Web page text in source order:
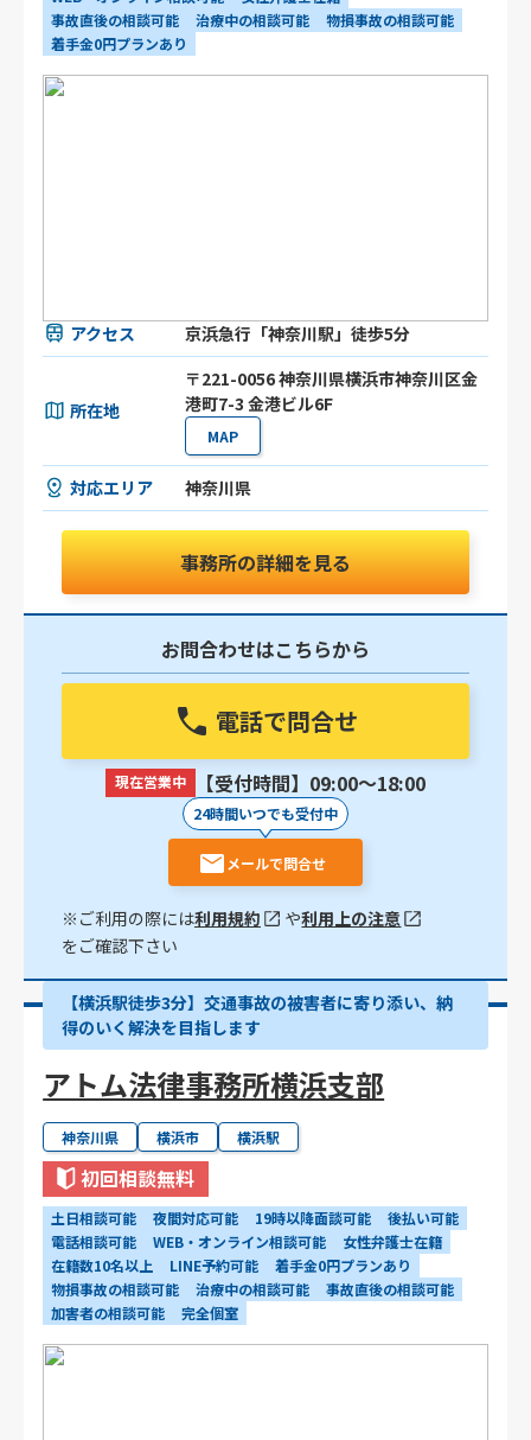
事故直後の相談可能
治療中の相談可能
物損事故の相談可能
着手金0円プランあり
アクセス 京浜急行「神奈川駅」徒歩5分
所在地
〒221-0056 神奈川県横浜市神奈川区金
港町7-3 金港ビル6F
MAP
対応エリア 神奈川県
事務所の詳細を見る
お問合わせはこちらから
電話で問合せ
現在営業中 【受付時間】09:00〜18:00
24時間いつでも受付中
メールで問合せ
※ご利用の際には利用規約 や利用上の注意
をご確認下さい
【横浜駅徒歩3分】交通事故の被害者に寄り添い、納
得のいく解決を目指します
アトム法律事務所横浜支部
神奈川県 横浜市 横浜駅
初回相談無料
土日相談可能 夜間対応可能 19時以降面談可能
後払い可能
電話相談可能
WEB・オンライン相談可能
女性弁護士在籍
在籍数10名以上
LINE予約可能
着手金0円プランあり
物損事故の相談可能
治療中の相談可能
事故直後の相談可能
加害者の相談可能
完全個室